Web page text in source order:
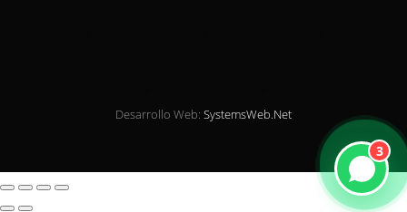
3
Desarrollo Web: SystemsWeb.Net